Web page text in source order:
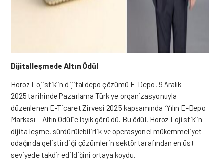
Dijitalleşmede Altın Ödül
Horoz Lojistik’in dijital depo çözümü E-Depo, 9 Aralık
2025 tarihinde Pazarlama Türkiye organizasyonuyla
düzenlenen E-Ticaret Zirvesi 2025 kapsamında “Yılın E-Depo
Markası – Altın Ödül”e layık görüldü. Bu ödül, Horoz Lojistik’in
dijitalleşme, sürdürülebilirlik ve operasyonel mükemmeliyet
odağında geliştirdiği çözümlerin sektör tarafından en üst
seviyede takdir edildiğini ortaya koydu.